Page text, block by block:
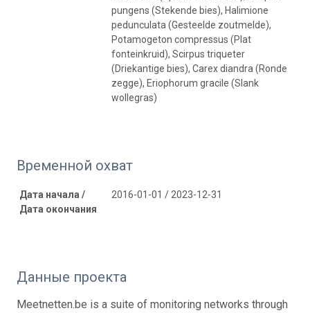
pungens (Stekende bies), Halimione
pedunculata (Gesteelde zoutmelde),
Potamogeton compressus (Plat
fonteinkruid), Scirpus triqueter
(Driekantige bies), Carex diandra (Ronde
zegge), Eriophorum gracile (Slank
wollegras)
Временной охват
Дата начала /
Дата окончания
2016-01-01 / 2023-12-31
Данные проекта
Meetnetten.be is a suite of monitoring networks through